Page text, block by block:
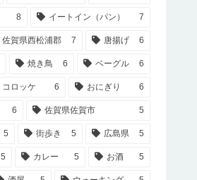
8 イートイン（パン） 7
佐賀県西松浦郡 7 唐揚げ 6
焼き鳥 6 ベーグル 6
コロッケ 6 おにぎり 6
6 佐賀県佐賀市 5
5 街歩き 5 広島県 5
5 カレー 5 お酒 5